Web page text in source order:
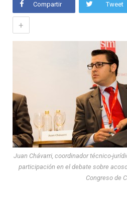
Compartir Tweet
+
Juan Chávarri, coordinador técnico-
participación en el debate sobre
Congreso de